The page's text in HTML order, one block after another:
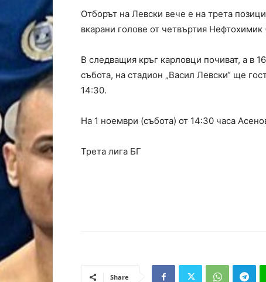
Отборът на Левски вече е на трета
вкарани голове от четвъртия
В следващия кръг карловци почиват, а в
събота, на стадион „Васил Левски“ ще
14:30.
На 1 ноември (събота) от 14:30 часа
Трета лига БГ
Share